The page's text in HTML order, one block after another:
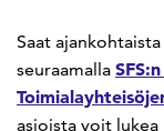
Saat
seuraamalla
asioista voit